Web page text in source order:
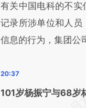
有关中国电科的不
记录所涉单位和人
信息的行为，集团公
101岁杨振宁与68岁